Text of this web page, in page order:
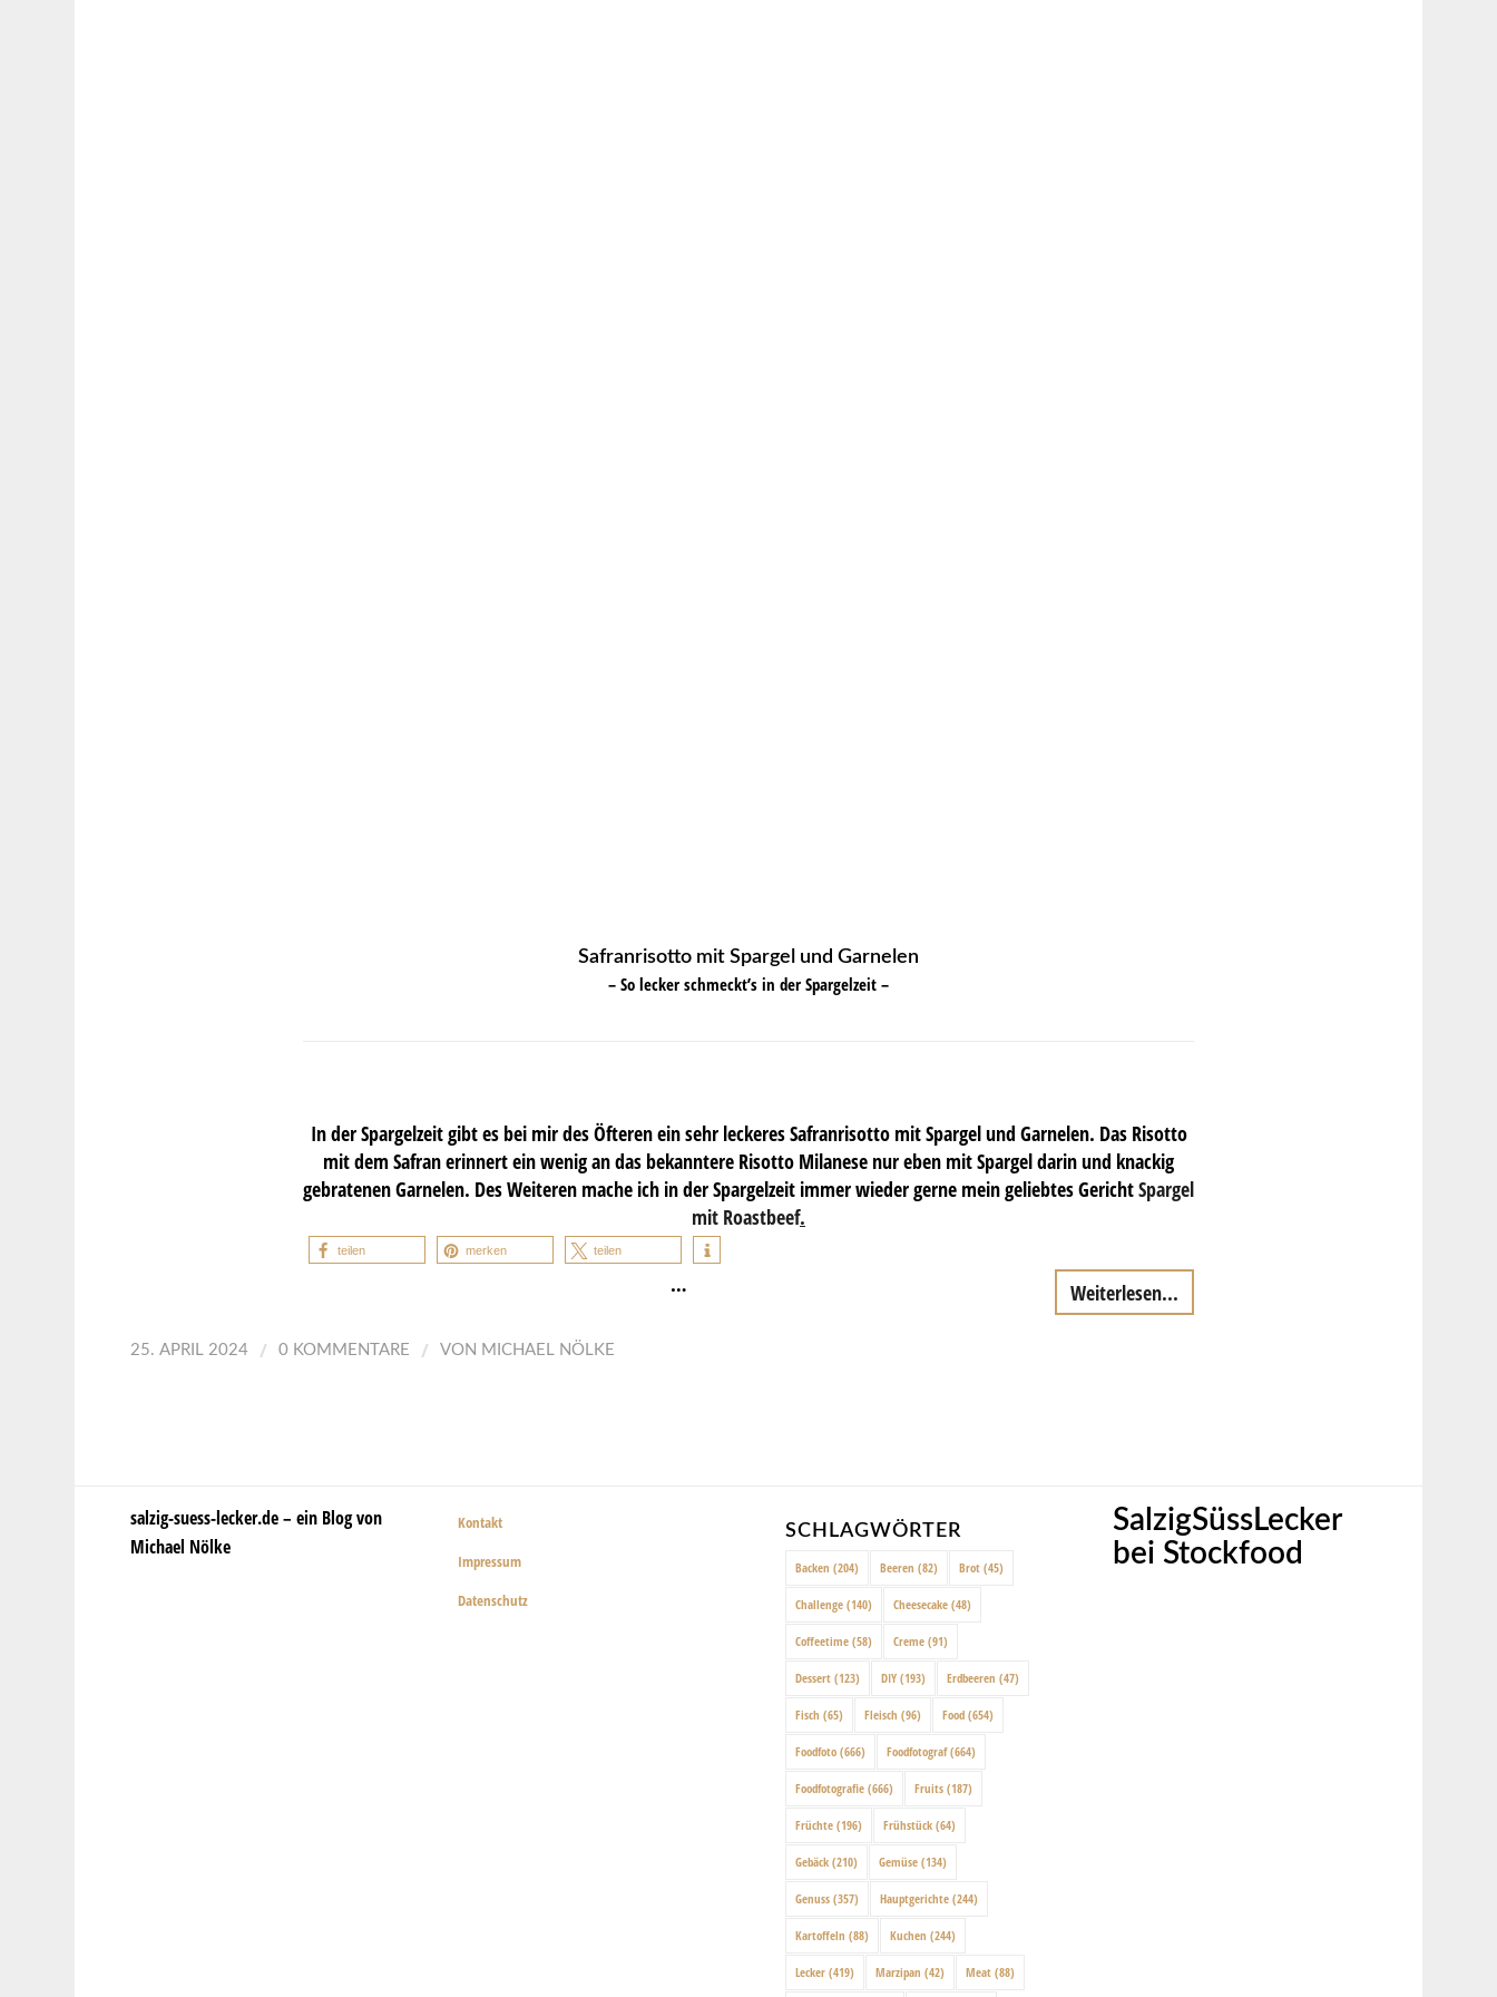
Safranrisotto mit Spargel und Garnelen
– So lecker schmeckt’s in der Spargelzeit –
In der Spargelzeit gibt es bei mir des Öfteren ein sehr leckeres Safranrisotto mit Spargel und Garnelen. Das Risotto
mit dem Safran erinnert ein wenig an das bekanntere Risotto Milanese nur eben mit Spargel darin und knackig
gebratenen Garnelen. Des Weiteren mache ich in der Spargelzeit immer wieder gerne mein geliebtes GerichtSpargel
mit Roastbeef.
teilen merken teilen
… Weiterlesen...
25. APRIL 2024 / 0 KOMMENTARE / VON MICHAEL NÖLKE
salzig-suess-lecker.de – ein Blog von
Michael Nölke
Kontakt
Impressum
Datenschutz
SCHLAGWÖRTER
Backen (204) Beeren (82) Brot (45)
Challenge (140) Cheesecake (48)
Coffeetime (58) Creme (91)
Dessert (123) DIY (193) Erdbeeren (47)
Fisch (65) Fleisch (96) Food (654)
Foodfoto (666) Foodfotograf(664)
Foodfotografie (666) Fruits (187)
Früchte (196) Frühstück (64)
Gebäck (210) Gemüse (134)
Genuss (357) Hauptgerichte (244)
Kartoffeln (88) Kuchen (244)
Lecker (419) Marzipan (42) Meat (88)
SalzigSüssLecker
bei Stockfood